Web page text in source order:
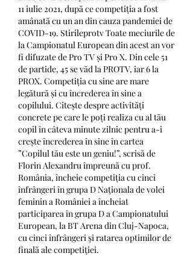
11 iulie 2021, după ce competiția a fost
amânată cu un an din cauza pandemiei de
COVID-19. Stirileprotv Toate meciurile de
la Campionatul European din acest an vor
fi difuzate de Pro TV și Pro X. Din cele 51
de partide, 45 se văd la PROTV, iar 6 la
PROX. Competiția cu sine are mare
legătură și cu încrederea în sine a
copilului. Citește despre activități
concrete pe care le poți realiza cu al tău
copil în câteva minute zilnic pentru a-i
crește încrederea în sine în cartea
”Copilul tău este un geniu!”, scrisă de
Florin Alexandru împreună cu prof.
România, încheie competiția cu cinci
înfrângeri în grupa D Naţionala de volei
feminin a României a încheiat
participarea în grupa D a Campionatului
European, la BT Arena din Cluj-Napoca,
cu cinci înfrângeri şi ratarea optimilor de
finală ale competiţiei.